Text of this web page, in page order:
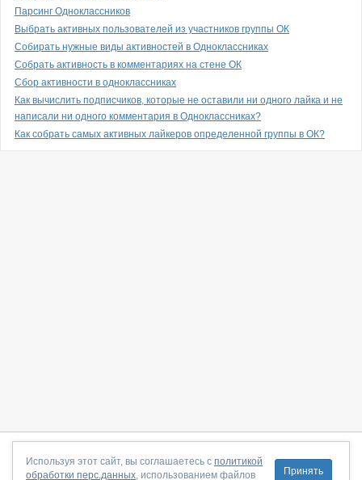
Парсинг Одноклассников
Выбрать активных пользователей из участников группы ОК
Собирать нужные виды активностей в Одноклассниках
Собрать активность в комментариях на стене ОК
Сбор активности в одноклассниках
Как вычислить подписчиков, которые не оставили ни одного лайка и не
написали ни одного комментария в Одноклассниках?
Как собрать самых активных лайкеров определенной группы в ОК?
О сайте|С чего начать|Контакты|Партнёрская программа
Договор-оферта|Политика конфиденциальности
Принять
Используя этот сайт, вы соглашаетесь с политикой
обработки перс.данных, использованием файлов